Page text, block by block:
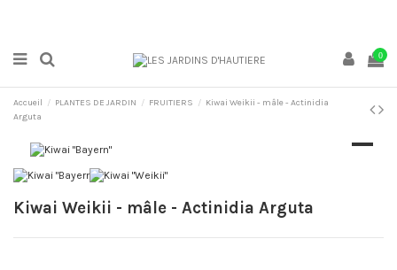
0
Accueil PLANTES DE JARDIN FRUITIERS
Kiwai Weikii - mâle - Actinidia
Arguta
Kiwai Weikii - mâle - Actinidia Arguta